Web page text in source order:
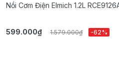
Nồi Cơm Điện Elmich 1.2L
599.000₫ 1.579.000₫ -62%